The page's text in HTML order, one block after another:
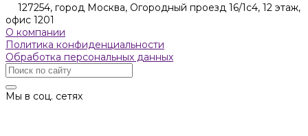
127254, город Москва, Огородный проезд 16/1с4, 12 этаж,
офис 1201
О компании
Политика конфиденциальности
Обработка персональных данных
Мы в соц. сетях